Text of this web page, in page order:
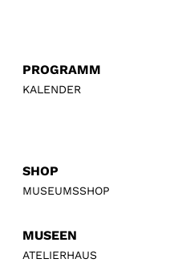
PROGRAMM
KALENDER
SHOP
MUSEUMSSHOP
MUSEEN
ATELIERHAUS